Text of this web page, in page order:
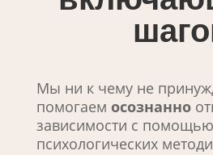
Мы ни к чему не
помогаем осознанно
зависимости с
психологических